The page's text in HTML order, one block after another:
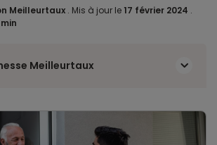
Meilleurtaux . Mis à jour le 17 février 2024 .
Meilleurtaux